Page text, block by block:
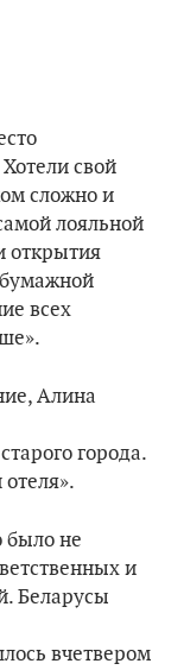
свой
сложно и
лояльной
открытия
всех
Алина
города.
было не
и
Беларусы
вчетвером